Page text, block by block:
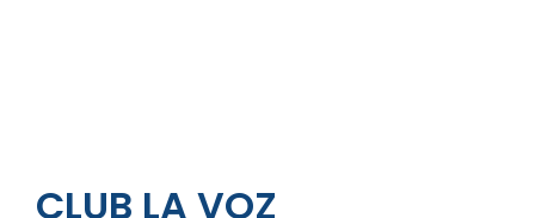
CLUB LA VOZ